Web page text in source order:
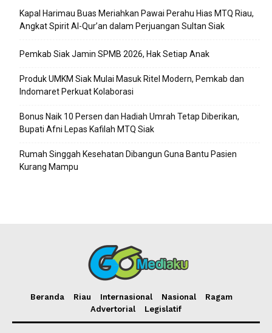
Kapal Harimau Buas Meriahkan Pawai Perahu Hias MTQ Riau,
Angkat Spirit Al-Qur’an dalam Perjuangan Sultan Siak
Pemkab Siak Jamin SPMB 2026, Hak Setiap Anak
Produk UMKM Siak Mulai Masuk Ritel Modern, Pemkab dan
Indomaret Perkuat Kolaborasi
Bonus Naik 10 Persen dan Hadiah Umrah Tetap Diberikan,
Bupati Afni Lepas Kafilah MTQ Siak
Rumah Singgah Kesehatan Dibangun Guna Bantu Pasien
Kurang Mampu
Beranda Riau Internasional Nasional
Ragam
Advertorial
Legislatif